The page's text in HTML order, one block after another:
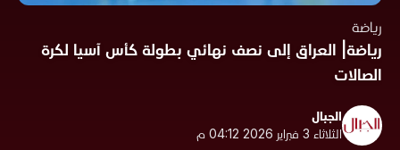
رياضة
رياضة| العراق إلى نصف نهائي بطولة كأس آسيا لكرة
الصالات
الجبال
الثلاثاء 3 فبراير 2026 04:12 م